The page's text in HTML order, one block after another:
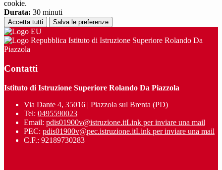
cookie.
Durata: 30 minuti
Accetta tutti Salva le preferenze
Istituto di Istruzione Superiore Rolando Da
Piazzola
Contatti
Istituto di Istruzione Superiore Rolando Da Piazzola
Via Dante 4, 35016 | Piazzola sul Brenta (PD)
Tel: 0495590023
Email: pdis01900v@istruzione.itLink per inviare una mail
PEC: pdis01900v@pec.istruzione.itLink per inviare una mail
C.F.: 92189730283